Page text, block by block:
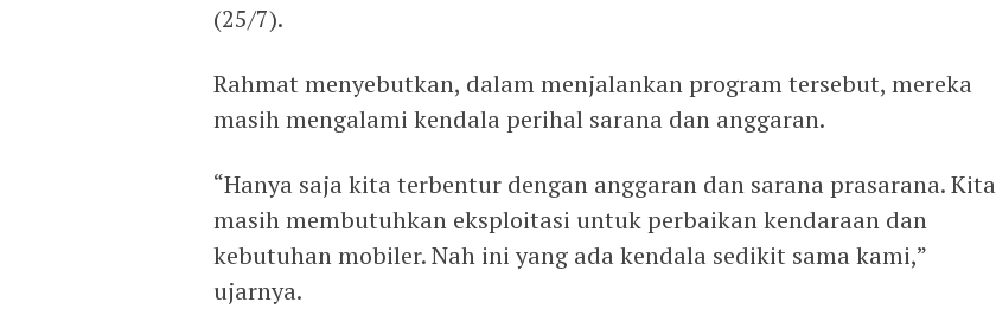
(25/7).
Rahmat menyebutkan, dalam menjalankan program tersebut, mereka
masih mengalami kendala perihal sarana dan anggaran.
“Hanya saja kita terbentur dengan anggaran dan sarana prasarana. Kita
masih membutuhkan eksploitasi untuk perbaikan kendaraan dan
kebutuhan mobiler. Nah ini yang ada kendala sedikit sama kami,”
ujarnya.